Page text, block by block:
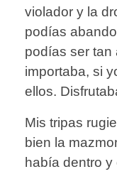
violador y la
podías
podías ser tan
importaba, si
ellos.
Mis tripas
bien la
había dentro